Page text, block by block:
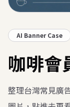
AI Banner Case
咖啡會
整理台灣常見廣